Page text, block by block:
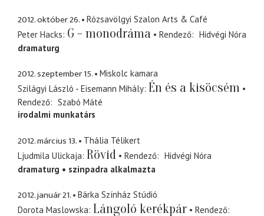
2012. október 26.
Rózsavölgyi Szalon Arts & Café
Peter Hacks G - monodráma Rendező
Hidvégi Nóra
dramaturg
2012. szeptember 15.
Miskolc kamara
Szilágyi László - Eisemann Mihály Én és a kisöcsém
Rendező
Szabó Máté
irodalmi munkatárs
2012. március 13.
Thália Télikert
Ljudmila Ulickaja Rövid Rendező
Hidvégi Nóra
dramaturg
szinpadra alkalmazta
2012. január 21.
Bárka Színház Stúdió
Dorota Maslowska Lángoló kerékpár
Rendező